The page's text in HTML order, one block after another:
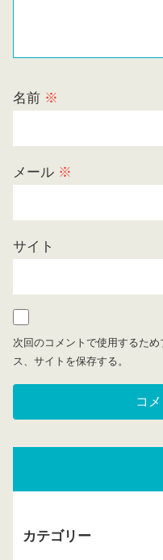
名前 ※
メール ※
サイト
次回のコメントで使用するた
ス、サイトを保存する。
カテゴリー